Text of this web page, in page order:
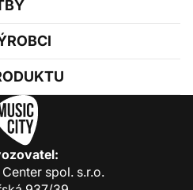
spol. s.r.o.